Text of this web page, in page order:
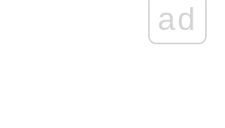
ad